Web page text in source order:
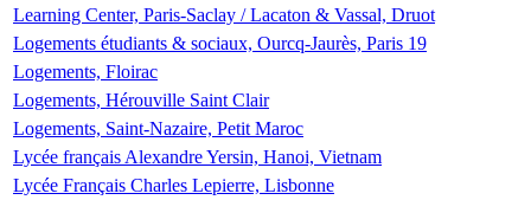
Learning Center, Paris-Saclay / Lacaton & Vassal, Druot
Logements étudiants & sociaux, Ourcq-Jaurès, Paris 19
Logements, Floirac
Logements, Hérouville Saint Clair
Logements, Saint-Nazaire, Petit Maroc
Lycée français Alexandre Yersin, Hanoi, Vietnam
Lycée Français Charles Lepierre, Lisbonne